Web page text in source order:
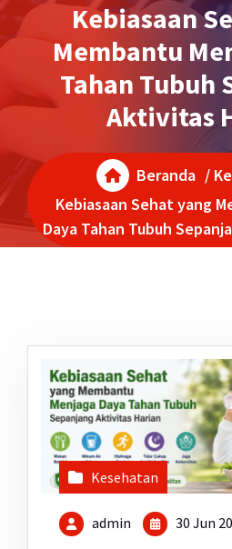
Kebiasaan
Membantu
Tahan Tubuh
Aktivitas
Beranda /
Kebiasaan Sehat yang
Daya Tahan Tubuh
Kesehatan
admin 30 Jun